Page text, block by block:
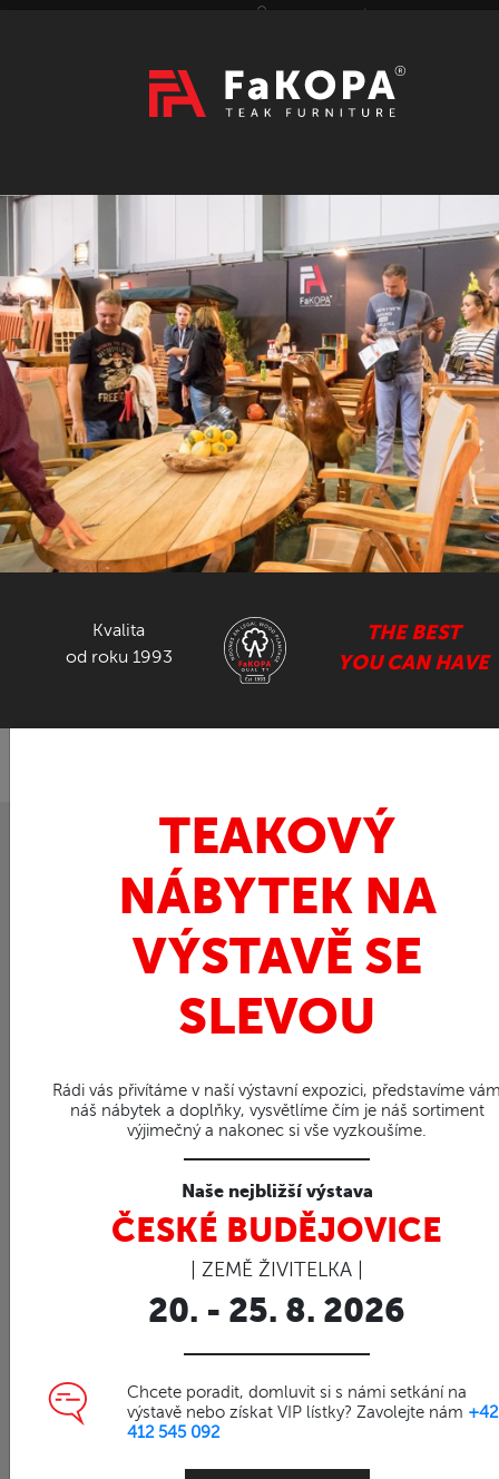
Kvalita
od roku 1993
THE BEST
YOU CAN HAVE
TEAKOVÝ
NÁBYTEK NA
VÝSTAVĚ SE
SLEVOU
Rádi vás přivítáme v naší výstavní expozici, představíme
náš nábytek a doplňky, vysvětlíme čím je náš sortiment
výjimečný a nakonec si vše vyzkoušíme.
Naše nejbližší výstava
ČESKÉ BUDĚJOVICE
| ZEMĚ ŽIVITELKA |
20. - 25. 8. 2026
Chcete poradit, domluvit si s námi setkání na
výstavě nebo získat VIP lístky? Zavolejte nám
412 545 092
VÝSTAVY 2026
prázdný
CZK
TEAK
ART / DOPLŇKY
RATAN
NÁBYTEK ZE SUARU
FaKOPA.cz - nábytek z teaku»Teak»
0%
Obj. číslo | 11044S10
DANTE+NICE - balkonový
DANTE+NICE SET 70x70cm
1x stůl DANTE70x70cm
DANTE je vyrobený z kvalitního indonéského